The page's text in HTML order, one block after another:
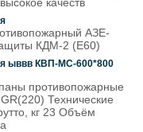
АЗЕ-
КДМ-2 (E60)
ыввв КВП-МС-600*800
противопожарные
Технические
кг 23 Объём